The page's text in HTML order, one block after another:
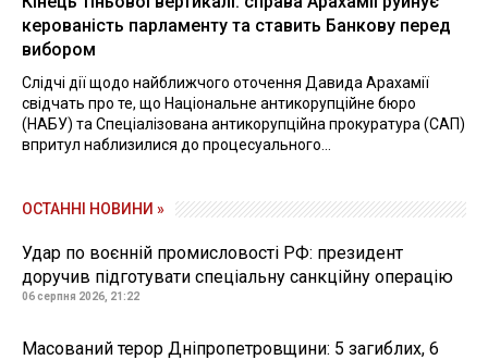
керованість парламенту та ставить Банкову перед
вибором
Слідчі дії щодо найближчого оточення Давида Арахамії
свідчать про те, що Національне антикорупційне бюро
(НАБУ) та Спеціалізована антикорупційна прокуратура (САП)
впритул наблизилися до процесуального...
ОСТАННІ НОВИНИ »
Удар по воєнній промисловості РФ: президент
доручив підготувати спеціальну санкційну операцію
06 серпня 2026, 21:22
Масований терор Дніпропетровщини: 5 загиблих, 6